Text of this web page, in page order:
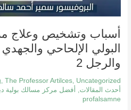
أسباب وتشخيص
البولي الإلحاحي
والرجل 2
The Professor Artilces, Uncategorized
أحدث المقالات
أفضل مركز مسالك بولية
profalsamne